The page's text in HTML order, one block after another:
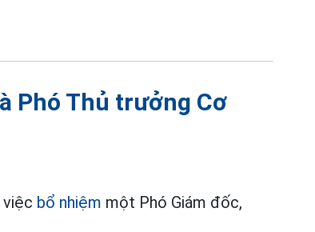
Phó Thủ trưởng Cơ
việc bổ nhiệm một Phó Giám đốc,